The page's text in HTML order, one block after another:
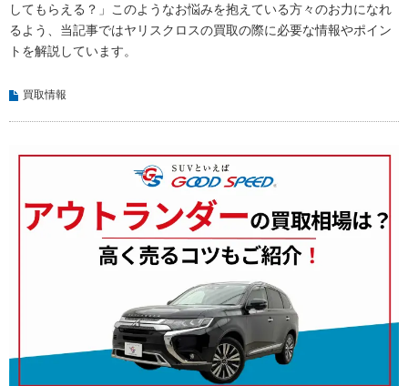
してもらえる？」このようなお悩みを抱えている方々のお力になれ
るよう、当記事ではヤリスクロスの買取の際に必要な情報やポイン
トを解説しています。
買取情報